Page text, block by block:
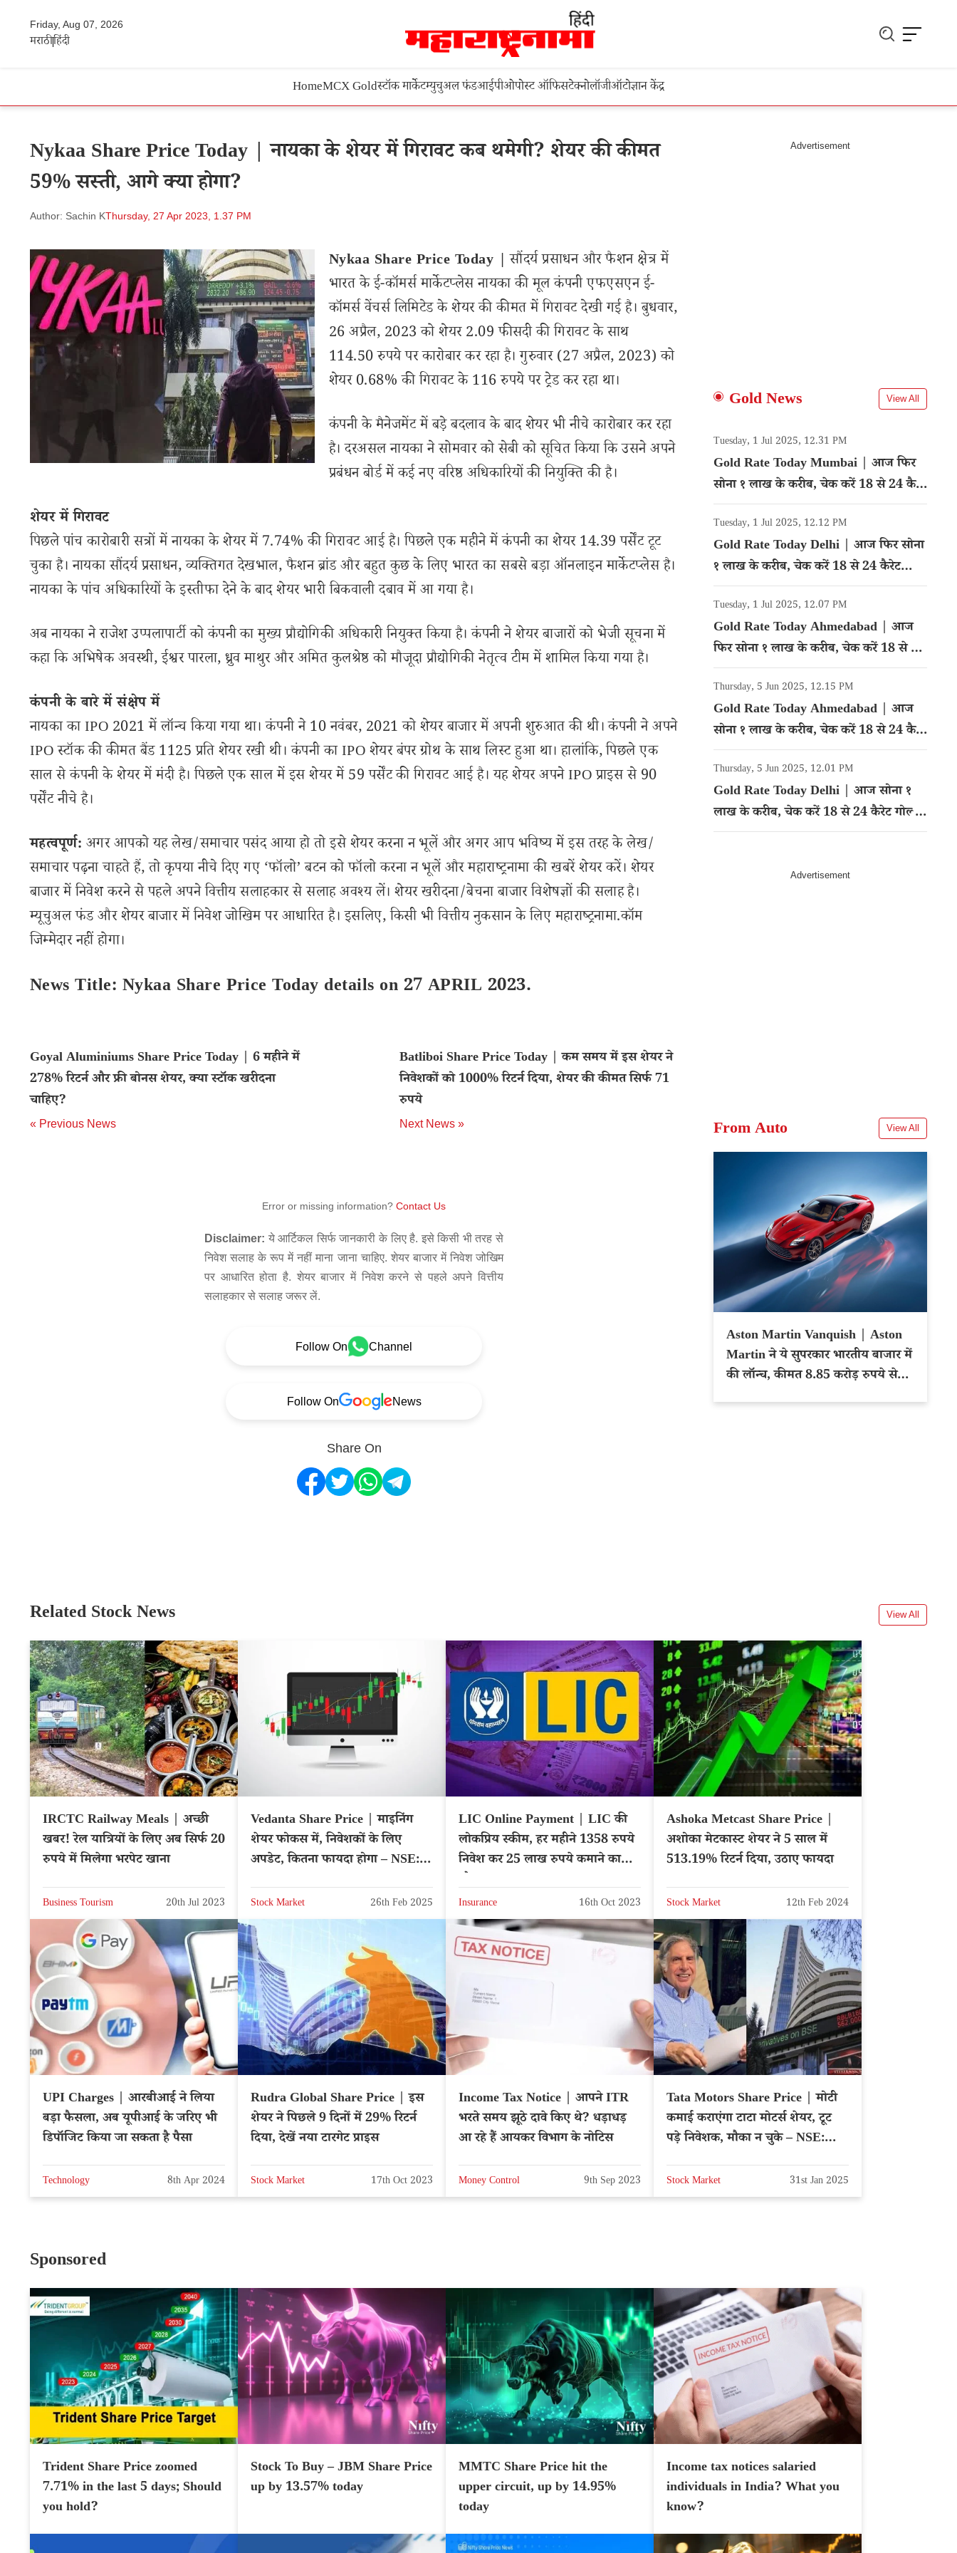
Friday, Aug 07, 2026
मराठीहिंदी
HomeMCX Goldस्टॉक मार्केटम्युचुअल फंडआईपीओपोस्ट ऑफिसटेक्नोलॉजीऑटोज्ञान केंद्र
Nykaa Share Price Today | नायका के शेयर में गिरावट कब थमेगी? शेयर की कीमत
59% सस्ती, आगे क्या होगा?
Author: Sachin KThursday, 27 Apr 2023, 1.37 PM
Nykaa Share Price Today | सौंदर्य प्रसाधन और फैशन क्षेत्र में
भारत के ई-कॉमर्स मार्केटप्लेस नायका की मूल कंपनी एफएसएन ई-
कॉमर्स वेंचर्स लिमिटेड के शेयर की कीमत में गिरावट देखी गई है। बुधवार,
26 अप्रैल, 2023 को शेयर 2.09 फीसदी की गिरावट के साथ
114.50 रुपये पर कारोबार कर रहा है। गुरुवार (27 अप्रैल, 2023) को
शेयर 0.68% की गिरावट के 116 रुपये पर ट्रेड कर रहा था।
कंपनी के मैनेजमेंट में बड़े बदलाव के बाद शेयर भी नीचे कारोबार कर रहा
है। दरअसल नायका ने सोमवार को सेबी को सूचित किया कि उसने अपने
प्रबंधन बोर्ड में कई नए वरिष्ठ अधिकारियों की नियुक्ति की है।
शेयर में गिरावट
पिछले पांच कारोबारी सत्रों में नायका के शेयर में 7.74% की गिरावट आई है। पिछले एक महीने में कंपनी का शेयर 14.39 पर्सेंट टूट
चुका है। नायका सौंदर्य प्रसाधन, व्यक्तिगत देखभाल, फैशन ब्रांड और बहुत कुछ के लिए भारत का सबसे बड़ा ऑनलाइन मार्केटप्लेस है।
नायका के पांच अधिकारियों के इस्तीफा देने के बाद शेयर भारी बिकवाली दबाव में आ गया है।
अब नायका ने राजेश उप्पलापार्टी को कंपनी का मुख्य प्रौद्योगिकी अधिकारी नियुक्त किया है। कंपनी ने शेयर बाजारों को भेजी सूचना में
कहा कि अभिषेक अवस्थी, ईश्वर पारला, ध्रुव माथुर और अमित कुलश्रेष्ठ को मौजूदा प्रौद्योगिकी नेतृत्व टीम में शामिल किया गया है।
कंपनी के बारे में संक्षेप में
नायका का IPO 2021 में लॉन्च किया गया था। कंपनी ने 10 नवंबर, 2021 को शेयर बाजार में अपनी शुरुआत की थी। कंपनी ने अपने
IPO स्टॉक की कीमत बैंड 1125 प्रति शेयर रखी थी। कंपनी का IPO शेयर बंपर ग्रोथ के साथ लिस्ट हुआ था। हालांकि, पिछले एक
साल से कंपनी के शेयर में मंदी है। पिछले एक साल में इस शेयर में 59 पर्सेंट की गिरावट आई है। यह शेयर अपने IPO प्राइस से 90
पर्सेंट नीचे है।
महत्वपूर्ण: अगर आपको यह लेख/समाचार पसंद आया हो तो इसे शेयर करना न भूलें और अगर आप भविष्य में इस तरह के लेख/
समाचार पढ़ना चाहते हैं, तो कृपया नीचे दिए गए ‘फॉलो’ बटन को फॉलो करना न भूलें और महाराष्ट्रनामा की खबरें शेयर करें। शेयर
बाजार में निवेश करने से पहले अपने वित्तीय सलाहकार से सलाह अवश्य लें। शेयर खरीदना/बेचना बाजार विशेषज्ञों की सलाह है।
म्यूचुअल फंड और शेयर बाजार में निवेश जोखिम पर आधारित है। इसलिए, किसी भी वित्तीय नुकसान के लिए महाराष्ट्रनामा.कॉम
जिम्मेदार नहीं होगा।
News Title: Nykaa Share Price Today details on 27 APRIL 2023.
Goyal Aluminiums Share Price Today | 6 महीने में
278% रिटर्न और फ्री बोनस शेयर, क्या स्टॉक खरीदना
चाहिए?
« Previous News
Batliboi Share Price Today | कम समय में इस शेयर ने
निवेशकों को 1000% रिटर्न दिया, शेयर की कीमत सिर्फ 71
रुपये
Next News »
Error or missing information? Contact Us
Disclaimer: ये आर्टिकल सिर्फ जानकारी के लिए है. इसे किसी भी तरह से
निवेश सलाह के रूप में नहीं माना जाना चाहिए. शेयर बाजार में निवेश जोखिम
पर आधारित होता है. शेयर बाजार में निवेश करने से पहले अपने वित्तीय
सलाहकार से सलाह जरूर लें.
Follow On Channel
Follow On News
Share On
Gold News View All
Tuesday, 1 Jul 2025, 12.31 PM
Gold Rate Today Mumbai | आज फिर
सोना १ लाख के करीब, चेक करें 18 से 24 कैरेट
गोल्ड का रेट
Tuesday, 1 Jul 2025, 12.12 PM
Gold Rate Today Delhi | आज फिर सोना
१ लाख के करीब, चेक करें 18 से 24 कैरेट
गोल्ड का रेट
Tuesday, 1 Jul 2025, 12.07 PM
Gold Rate Today Ahmedabad | आज
फिर सोना १ लाख के करीब, चेक करें 18 से 24
कैरेट गोल्ड का रेट
Thursday, 5 Jun 2025, 12.15 PM
Gold Rate Today Ahmedabad | आज
सोना १ लाख के करीब, चेक करें 18 से 24 कैरेट
गोल्ड का रेट
Thursday, 5 Jun 2025, 12.01 PM
Gold Rate Today Delhi | आज सोना १
लाख के करीब, चेक करें 18 से 24 कैरेट गोल्ड
का रेट
From Auto View All
Aston Martin Vanquish | Aston
Martin ने ये सुपरकार भारतीय बाजार में
की लॉन्च, कीमत 8.85 करोड़ रुपये से
Related Stock News View All
IRCTC Railway Meals | अच्छी
खबर! रेल यात्रियों के लिए अब सिर्फ 20
रुपये में मिलेगा भरपेट खाना
Business Tourism 20th Jul 2023
Vedanta Share Price | माइनिंग
शेयर फोकस में, निवेशकों के लिए
अपडेट, कितना फायदा होगा – NSE:
Stock Market 26th Feb 2025
LIC Online Payment | LIC की
लोकप्रिय स्कीम, हर महीने 1358 रुपये
निवेश कर 25 लाख रुपये कमाने का
Insurance 16th Oct 2023
Ashoka Metcast Share Price |
अशोका मेटकास्ट शेयर ने 5 साल में
513.19% रिटर्न दिया, उठाए फायदा
Stock Market 12th Feb 2024
UPI Charges | आरबीआई ने लिया
बड़ा फैसला, अब यूपीआई के जरिए भी
डिपॉजिट किया जा सकता है पैसा
Technology 8th Apr 2024
Rudra Global Share Price | इस
शेयर ने पिछले 9 दिनों में 29% रिटर्न
दिया, देखें नया टारगेट प्राइस
Stock Market 17th Oct 2023
Income Tax Notice | आपने ITR
भरते समय झूठे दावे किए थे? धड़ाधड़
आ रहे हैं आयकर विभाग के नोटिस
Money Control 9th Sep 2023
Tata Motors Share Price | मोटी
कमाई कराएंगा टाटा मोटर्स शेयर, टूट
पड़े निवेशक, मौका न चुके – NSE:
Stock Market 31st Jan 2025
Sponsored
Trident Share Price zoomed
7.71% in the last 5 days; Should
you hold?
Stock To Buy – JBM Share Price
up by 13.57% today
MMTC Share Price hit the
upper circuit, up by 14.95%
today
Income tax notices salaried
individuals in India? What you
know?